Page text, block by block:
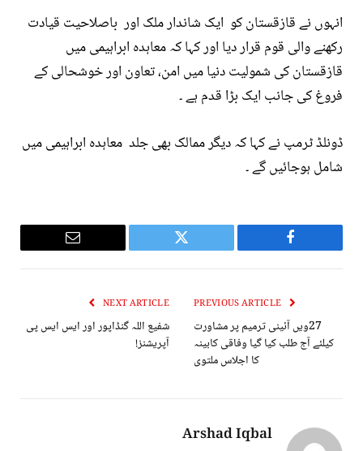
انہوں نے قازقستان کو ایک شاندار ملک اور باصلاحیت قیادت
رکھنے والی قوم قرار دیا اور کہا کہ معاہدہ ابراہیمی میں
قازقستان کی شمولیت دنیا میں امن، تعاون اور خوشحالی کے
فروغ کی جانب ایک بڑا قدم ہے ۔
ڈونلڈ ٹرمپ نے کہا کہ دیگر ممالک بھی جلد معاہدہ ابراہیمی میں
شامل ہوجائیں گے ۔
Facebook
Twitter
Email
27ویں آئینی ترمیم پر مشاورت
کیلئے آج طلب کیا گیا وفاقی کابینہ
کا اجلاس ملتوی
NEXT ARTICLE
شفیع اللہ گنڈاپور اور ایس ایس پی
آپریشنز!
Arshad Iqbal